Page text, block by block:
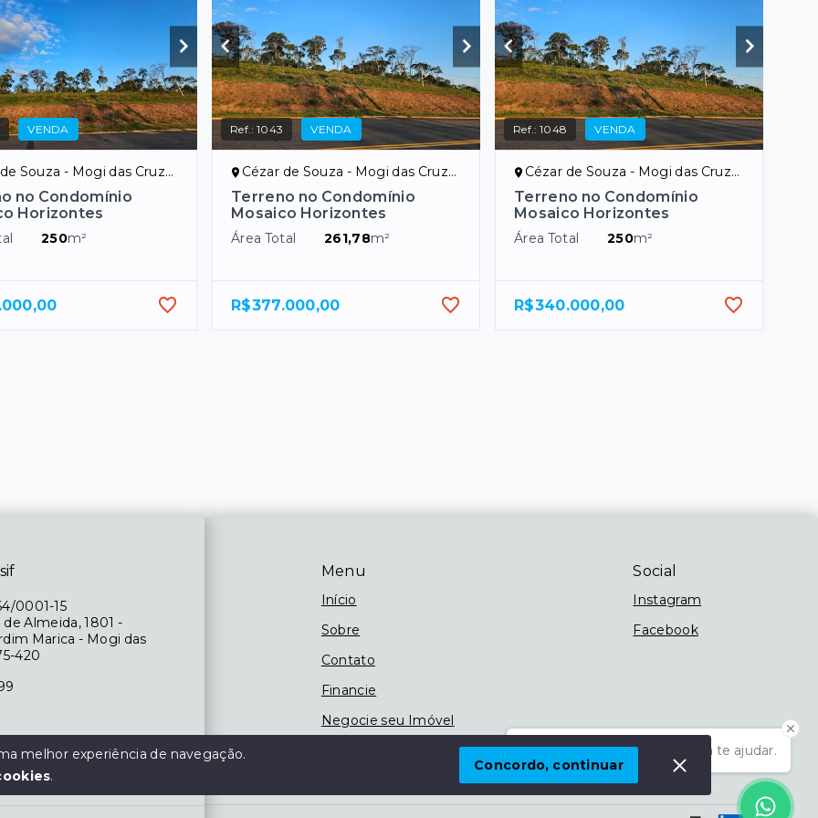
VENDA
Souza - Mogi das Cruzes/SP
no Condomínio
Horizontes
250m²
Ref.:1043 VENDA
Cézar de Souza - Mogi das Cruzes/SP
Terreno no Condomínio
Mosaico Horizontes
Área Total 261,78m²
R$377.000,00
Ref.:1048 VENDA
Cézar de Souza - Mogi das Cruzes/SP
Terreno no Condomínio
Mosaico Horizontes
Área Total 250m²
R$340.000,00
Olá! Estamos disponíveis para te ajudar.
Menu
Início
Sobre
Contato
Financie
Negocie seu Imóvel
Social
Instagram
Facebook
0001-15
Almeida, 1801 -
Marica - Mogi das
420
das 09h às 18h,
13h
melhor experiência de navegação.
.
Concordo, continuar